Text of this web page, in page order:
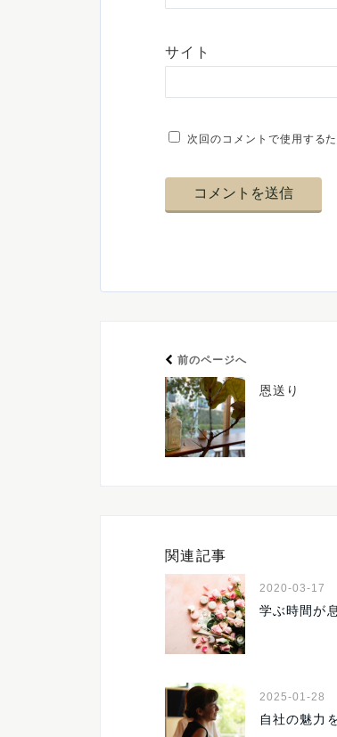
サイト
次回のコメントで使用する
前のページへ
恩送り
関連記事
2020-03-17
学ぶ時間が
2025-01-28
自社の魅力